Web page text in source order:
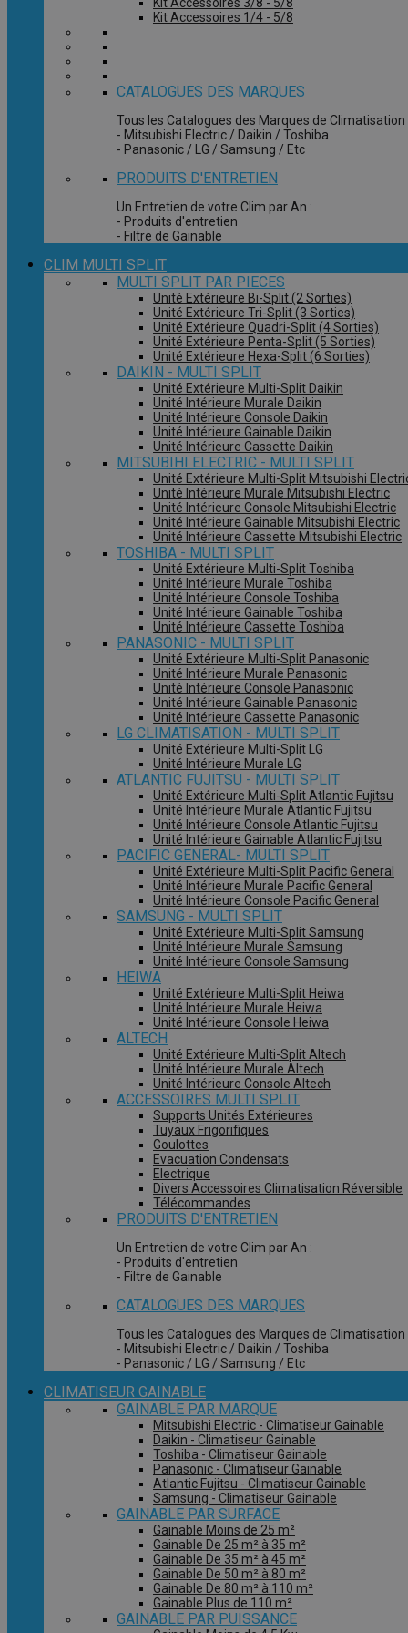
Kit Accessoires 1/4 - 5/8
CATALOGUES DES MARQUES
Tous les Catalogues des Marques de Climatisation
- Mitsubishi Electric / Daikin / Toshiba
- Panasonic / LG / Samsung / Etc
PRODUITS D'ENTRETIEN
Un Entretien de votre Clim par An :
- Produits d'entretien
- Filtre de Gainable
CLIM MULTI SPLIT
MULTI SPLIT PAR PIECES
Unité Extérieure Bi-Split (2 Sorties)
Unité Extérieure Tri-Split (3 Sorties)
Unité Extérieure Quadri-Split (4 Sorties)
Unité Extérieure Penta-Split (5 Sorties)
Unité Extérieure Hexa-Split (6 Sorties)
DAIKIN - MULTI SPLIT
Unité Extérieure Multi-Split Daikin
Unité Intérieure Murale Daikin
Unité Intérieure Console Daikin
Unité Intérieure Gainable Daikin
Unité Intérieure Cassette Daikin
MITSUBIHI ELECTRIC - MULTI SPLIT
Unité Extérieure Multi-Split Mitsubishi
Unité Intérieure Murale Mitsubishi Electric
Unité Intérieure Console Mitsubishi Electric
Unité Intérieure Gainable Mitsubishi Electric
Unité Intérieure Cassette Mitsubishi Electric
TOSHIBA - MULTI SPLIT
Unité Extérieure Multi-Split Toshiba
Unité Intérieure Murale Toshiba
Unité Intérieure Console Toshiba
Unité Intérieure Gainable Toshiba
Unité Intérieure Cassette Toshiba
PANASONIC - MULTI SPLIT
Unité Extérieure Multi-Split Panasonic
Unité Intérieure Murale Panasonic
Unité Intérieure Console Panasonic
Unité Intérieure Gainable Panasonic
Unité Intérieure Cassette Panasonic
LG CLIMATISATION - MULTI SPLIT
Unité Extérieure Multi-Split LG
Unité Intérieure Murale LG
ATLANTIC FUJITSU - MULTI SPLIT
Unité Extérieure Multi-Split Atlantic Fujitsu
Unité Intérieure Murale Atlantic Fujitsu
Unité Intérieure Console Atlantic Fujitsu
Unité Intérieure Gainable Atlantic Fujitsu
PACIFIC GENERAL- MULTI SPLIT
Unité Extérieure Multi-Split Pacific General
Unité Intérieure Murale Pacific General
Unité Intérieure Console Pacific General
SAMSUNG - MULTI SPLIT
Unité Extérieure Multi-Split Samsung
Unité Intérieure Murale Samsung
Unité Intérieure Console Samsung
HEIWA
Unité Extérieure Multi-Split Heiwa
Unité Intérieure Murale Heiwa
Unité Intérieure Console Heiwa
ALTECH
Unité Extérieure Multi-Split Altech
Unité Intérieure Murale Altech
Unité Intérieure Console Altech
ACCESSOIRES MULTI SPLIT
Supports Unités Extérieures
Tuyaux Frigorifiques
Goulottes
Evacuation Condensats
Electrique
Divers Accessoires Climatisation Réversible
Télécommandes
PRODUITS D'ENTRETIEN
Un Entretien de votre Clim par An :
- Produits d'entretien
- Filtre de Gainable
CATALOGUES DES MARQUES
Tous les Catalogues des Marques de Climatisation
- Mitsubishi Electric / Daikin / Toshiba
- Panasonic / LG / Samsung / Etc
CLIMATISEUR GAINABLE
GAINABLE PAR MARQUE
Mitsubishi Electric - Climatiseur Gainable
Daikin - Climatiseur Gainable
Toshiba - Climatiseur Gainable
Panasonic - Climatiseur Gainable
Atlantic Fujitsu - Climatiseur Gainable
Samsung - Climatiseur Gainable
GAINABLE PAR SURFACE
Gainable Moins de 25 m²
Gainable De 25 m² à 35 m²
Gainable De 35 m² à 45 m²
Gainable De 50 m² à 80 m²
Gainable De 80 m² à 110 m²
Gainable Plus de 110 m²
GAINABLE PAR PUISSANCE